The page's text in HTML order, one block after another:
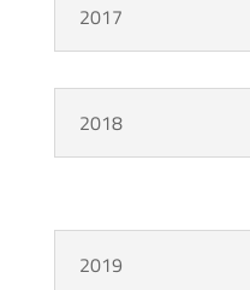
2017
2018
2019